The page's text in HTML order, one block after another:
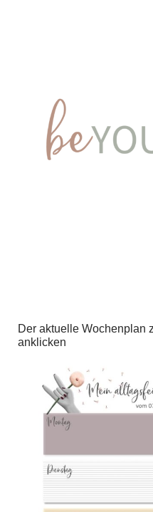
Der aktuelle Wochenplan
anklicken